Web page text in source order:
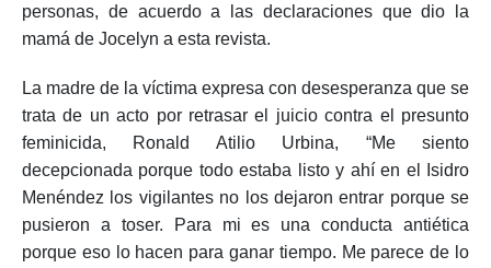
personas, de acuerdo a las declaraciones que dio la
mamá de Jocelyn a esta revista.
La madre de la víctima expresa con desesperanza que se
trata de un acto por retrasar el juicio contra el presunto
feminicida, Ronald Atilio Urbina, “Me siento
decepcionada porque todo estaba listo y ahí en el Isidro
Menéndez los vigilantes no los dejaron entrar porque se
pusieron a toser. Para mi es una conducta antiética
porque eso lo hacen para ganar tiempo. Me parece de lo